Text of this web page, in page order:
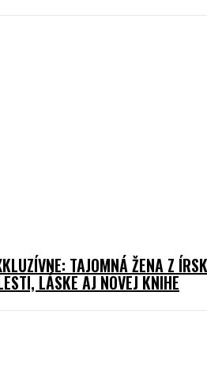
TAJOMNÁ ŽENA Z
LÁSKE AJ NOVEJ KNIHE